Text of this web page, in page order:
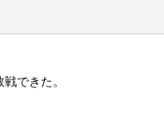
できた。